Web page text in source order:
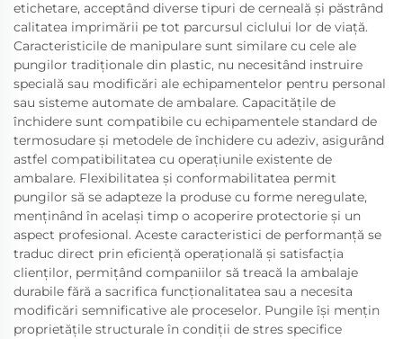
etichetare, acceptând diverse tipuri de cerneală și păstrând
calitatea imprimării pe tot parcursul ciclului lor de viață.
Caracteristicile de manipulare sunt similare cu cele ale
pungilor tradiționale din plastic, nu necesitând instruire
specială sau modificări ale echipamentelor pentru personal
sau sisteme automate de ambalare. Capacitățile de
închidere sunt compatibile cu echipamentele standard de
termosudare și metodele de închidere cu adeziv, asigurând
astfel compatibilitatea cu operațiunile existente de
ambalare. Flexibilitatea și conformabilitatea permit
pungilor să se adapteze la produse cu forme neregulate,
menținând în același timp o acoperire protectorie și un
aspect profesional. Aceste caracteristici de performanță se
traduc direct prin eficiență operațională și satisfacția
clienților, permițând companiilor să treacă la ambalaje
durabile fără a sacrifica funcționalitatea sau a necesita
modificări semnificative ale proceselor. Pungile își mențin
proprietățile structurale în condiții de stres specifice